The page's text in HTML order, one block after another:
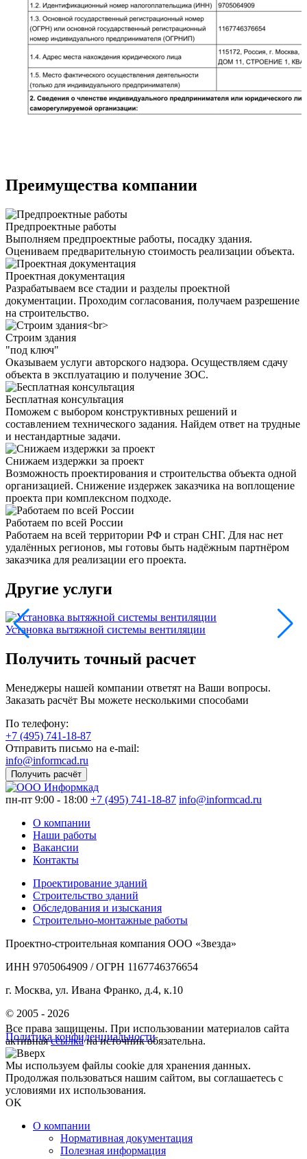
Преимущества компании
Предпроектные работы
Выполняем предпроектные работы, посадку здания.
Оцениваем предварительную стоимость реализации объекта.
Проектная документация
Разрабатываем все стадии и разделы проектной
документации. Проходим согласования, получаем разрешение
на строительство.
Строим здания
"под ключ"
Оказываем услуги авторского надзора. Осуществляем сдачу
объекта в эксплуатацию и получение ЗОС.
Бесплатная консультация
Поможем с выбором конструктивных решений и
составлением технического задания. Найдем ответ на трудные
и нестандартные задачи.
Снижаем издержки за проект
Возможность проектирования и строительства объекта одной
организацией. Снижение издержек заказчика на воплощение
проекта при комплексном подходе.
Работаем по всей России
Работаем на всей территории РФ и стран СНГ. Для нас нет
удалённых регионов, мы готовы быть надёжным партнёром
заказчика для реализации его проекта.
Другие услуги
Установка вытяжной системы вентиляции
Получить точный расчет
Менеджеры нашей компании ответят на Ваши вопросы.
Заказать расчёт Вы можете несколькими способами
По телефону:
+7 (495) 741-18-87
Отправить письмо на e-mail:
info@informcad.ru
Получить расчёт
пн-пт 9:00 - 18:00 +7 (495) 741-18-87 info@informcad.ru
О компании
Наши работы
Вакансии
Контакты
Проектирование зданий
Строительство зданий
Обследования и изыскания
Строительно-монтажные работы
Проектно-строительная компания ООО «Звезда»
ИНН 9705064909 / ОГРН 1167746376654
г. Москва, ул. Ивана Франко, д.4, к.10
© 2005 - 2026
Политика конфиденциальности
Все права защищены. При использовании материалов сайта
активнаяссылкана источник обязательна.
Мы используем файлы cookie для хранения данных.
Продолжая пользоваться нашим сайтом, вы соглашаетесь с
условиями их использования.
OK
О компании
Нормативная документация
Полезная информация